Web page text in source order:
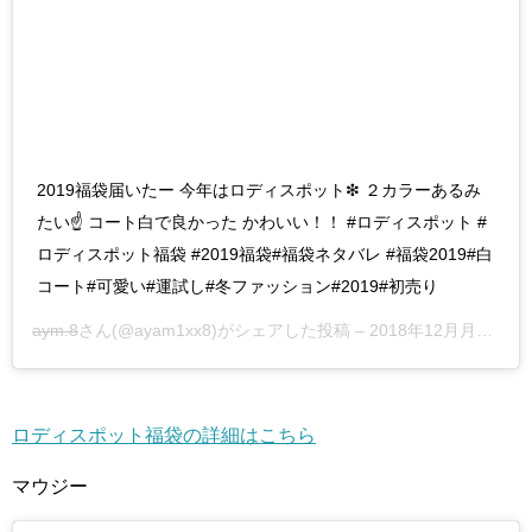
2019福袋届いたー 今年はロディスポット❇ ２カラーあるみ
たい☝ コート白で良かった かわいい！！ #ロディスポット #
ロディスポット福袋 #2019福袋#福袋ネタバレ #福袋2019#白
コート#可愛い#運試し#冬ファッション#2019#初売り
aym.8さん(@ayam1xx8)がシェアした投稿 – 2018年12月月31日午後10時06分PST
ロディスポット福袋の詳細はこちら
マウジー